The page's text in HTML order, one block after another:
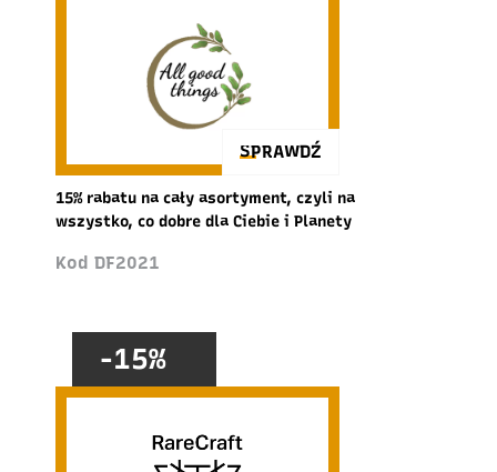
SPRAWDŹ
15% rabatu na cały asortyment, czyli na
wszystko, co dobre dla Ciebie i Planety
Kod DF2021
-15%